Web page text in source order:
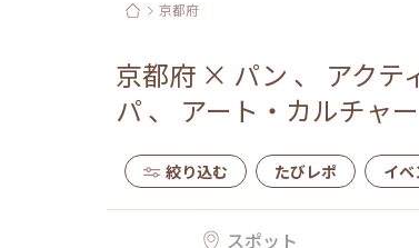
京都府
京都府 × パン 、 アクテ
パ 、 アート・カルチャー
絞り込む たびレポ イベ
スポット